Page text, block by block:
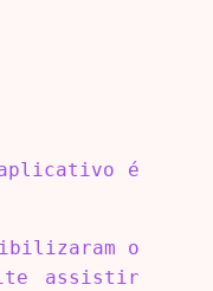
é
o
assistir